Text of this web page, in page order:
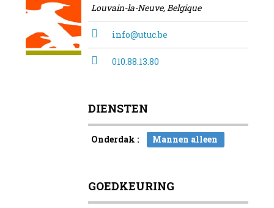
Louvain-la-Neuve, Belgique
info@utuc.be
010.88.13.80
DIENSTEN
Onderdak : Mannen alleen
GOEDKEURING